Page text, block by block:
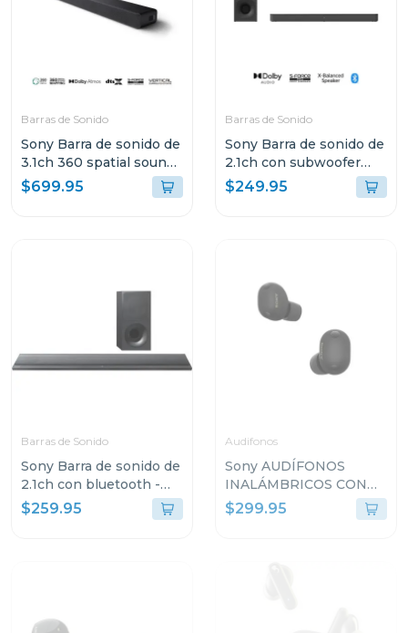
Barras de Sonido
Sony Barra de sonido de
3.1ch 360 spatial sound
mapping dolby atmos
a3000
$699.95
Barras de Sonido
Sony Barra de sonido de
2.1ch con subwoofer
inalambrico s400
$249.95
Barras de Sonido
Sony Barra de sonido de
2.1ch con bluetooth -
nfc htct3
$259.95
Audifonos
Sony AUDÍFONOS
INALÁMBRICOS CON
NOISE CANCELLING
XM6BZ
$299.95